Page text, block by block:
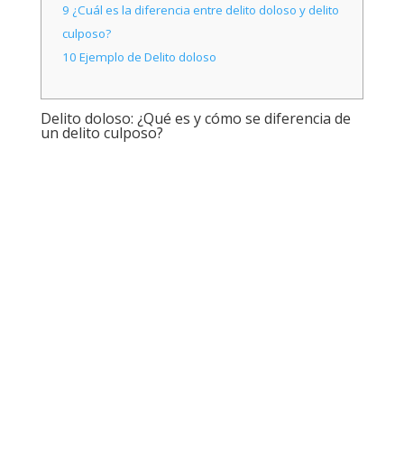
9 ¿Cuál es la diferencia entre delito doloso y delito
culposo?
10 Ejemplo de Delito doloso
Delito doloso: ¿Qué es y cómo se diferencia de
un delito culposo?